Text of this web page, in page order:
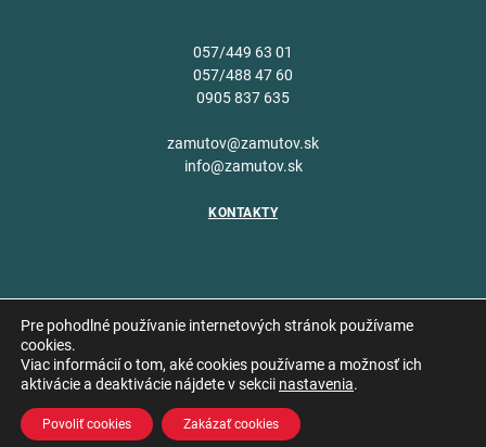
057/449 63 01
057/488 47 60
0905 837 635
zamutov@zamutov.sk
info@zamutov.sk
KONTAKTY
Copyright © 2026 Obec
Pre pohodlné používanie internetových stránok používame
cookies.
Viac informácií o tom, aké cookies používame a možnosť ich
aktivácie a deaktivácie nájdete v sekcii nastavenia.
Povoliť cookies Zakázať cookies